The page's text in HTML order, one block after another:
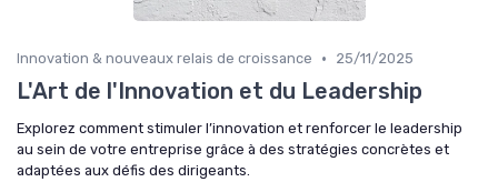
Innovation & nouveaux relais de croissance • 25/11/2025
L'Art de l'Innovation et du Leadership
Explorez comment stimuler l’innovation et renforcer le leadership
au sein de votre entreprise grâce à des stratégies concrètes et
adaptées aux défis des dirigeants.